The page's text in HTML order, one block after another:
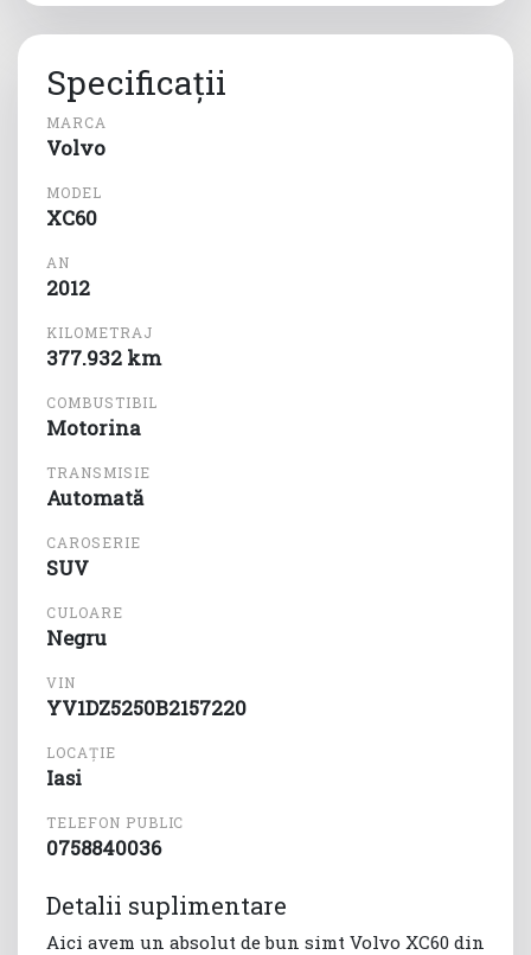
Specificații
MARCA
Volvo
MODEL
XC60
AN
2012
KILOMETRAJ
377.932 km
COMBUSTIBIL
Motorina
TRANSMISIE
Automată
CAROSERIE
SUV
CULOARE
Negru
VIN
YV1DZ5250B2157220
LOCAȚIE
Iasi
TELEFON PUBLIC
0758840036
Detalii suplimentare
Aici avem un absolut de bun simt Volvo XC60 din